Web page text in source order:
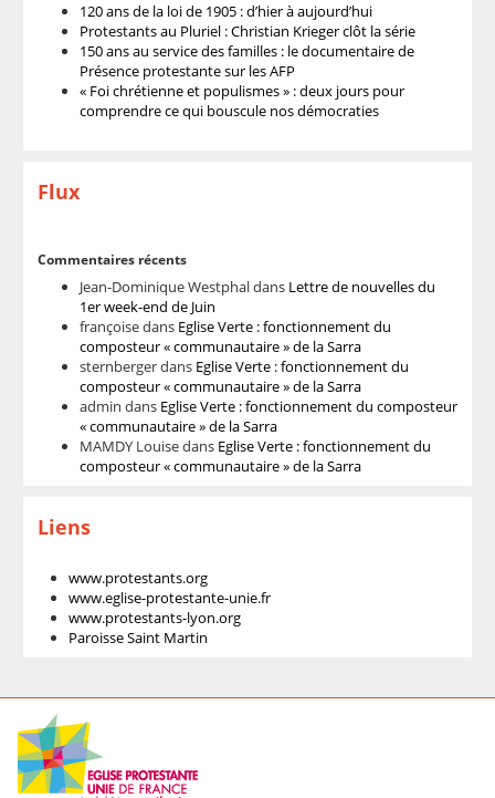
120 ans de la loi de 1905 : d’hier à aujourd’hui
Protestants au Pluriel : Christian Krieger clôt la série
150 ans au service des familles : le documentaire de
Présence protestante sur les AFP
« Foi chrétienne et populismes » : deux jours pour
comprendre ce qui bouscule nos démocraties
Flux
Commentaires récents
Jean-Dominique Westphaldans Lettre de nouvelles du
1er week-end de Juin
françoisedans Eglise Verte : fonctionnement du
composteur « communautaire » de la Sarra
sternbergerdans Eglise Verte : fonctionnement du
composteur « communautaire » de la Sarra
admin dans Eglise Verte : fonctionnement du composteur
« communautaire » de la Sarra
MAMDY Louisedans Eglise Verte : fonctionnement du
composteur « communautaire » de la Sarra
Liens
www.protestants.org
www.eglise-protestante-unie.fr
www.protestants-lyon.org
Paroisse Saint Martin